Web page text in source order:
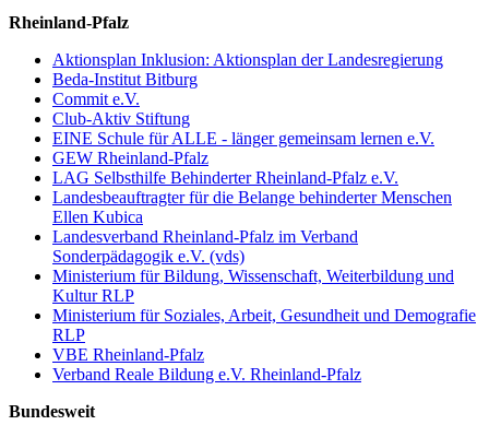
Rheinland-Pfalz
Aktionsplan Inklusion: Aktionsplan der Landesregierung
Beda-Institut Bitburg
Commit e.V.
Club-Aktiv Stiftung
EINE Schule für ALLE - länger gemeinsam lernen e.V.
GEW Rheinland-Pfalz
LAG Selbsthilfe Behinderter Rheinland-Pfalz e.V.
Landesbeauftragter für die Belange behinderter Menschen
Ellen Kubica
Landesverband Rheinland-Pfalz im Verband
Sonderpädagogik e.V. (vds)
Ministerium für Bildung, Wissenschaft, Weiterbildung und
Kultur RLP
Ministerium für Soziales, Arbeit, Gesundheit und Demografie
RLP
VBE Rheinland-Pfalz
Verband Reale Bildung e.V. Rheinland-Pfalz
Bundesweit